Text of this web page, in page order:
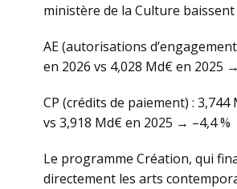
ministère de la Culture baissent
AE (autorisations
en 2026 vs 4,028 Md€ en 2025
CP (crédits de paiement) : 3,744
vs 3,918 Md€ en 2025 → –4,4 %
Le programme Création, qui
directement les arts